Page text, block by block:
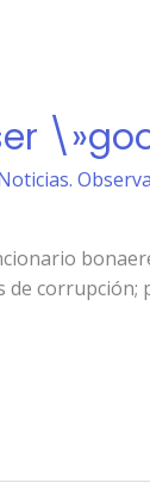
de